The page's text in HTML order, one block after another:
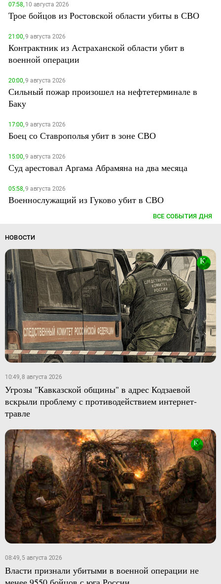
07:58,10 августа 2026
Трое бойцов из Ростовской области убиты в СВО
21:00,9 августа 2026
Контрактник из Астраханской области убит в
военной операции
20:00,9 августа 2026
Сильный пожар произошел на нефтетерминале в
Баку
17:00,9 августа 2026
Боец со Ставрополья убит в зоне СВО
15:00,9 августа 2026
Суд арестовал Аргама Абрамяна на два месяца
05:58,9 августа 2026
Военнослужащий из Гуково убит в СВО
ВСЕ СОБЫТИЯ ДНЯ
НОВОСТИ
10:49, 8 августа 2026
Угрозы "Кавказской общины" в адрес Кодзаевой
вскрыли проблему с противодействием интернет-
травле
08:49, 5 августа 2026
Власти признали убитыми в военной операции не